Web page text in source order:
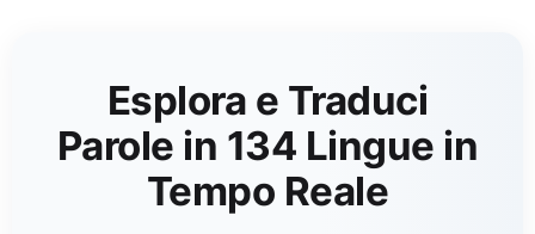
Esplora e Traduci
Parole in 134 Lingue in
Tempo Reale